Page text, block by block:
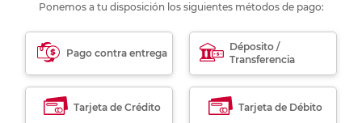
Ponemos a tu disposición los siguientes métodos de pago:
Pago contra entrega
Déposito /
Transferencia
Tarjeta de Crédito Tarjeta de Débito